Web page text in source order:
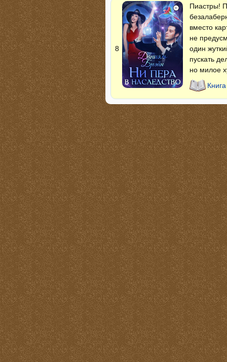
8
Пиастры!
вместо
не
один
пускать
но милое